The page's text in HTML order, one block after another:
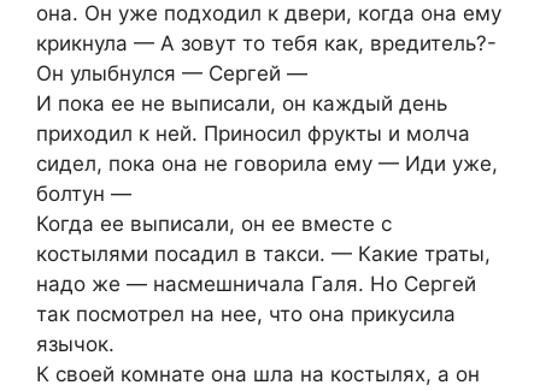
она. Он уже подходил к двери, когда она ему
крикнула — А зовут то тебя как, вредитель?-
Он улыбнулся — Сергей —
И пока ее не выписали, он каждый день
приходил к ней. Приносил фрукты и молча
сидел, пока она не говорила ему — Иди уже,
болтун —
Когда ее выписали, он ее вместе с
костылями посадил в такси. — Какие траты,
надо же — насмешничала Галя. Но Сергей
так посмотрел на нее, что она прикусила
язычок.
К своей комнате она шла на костылях, а он